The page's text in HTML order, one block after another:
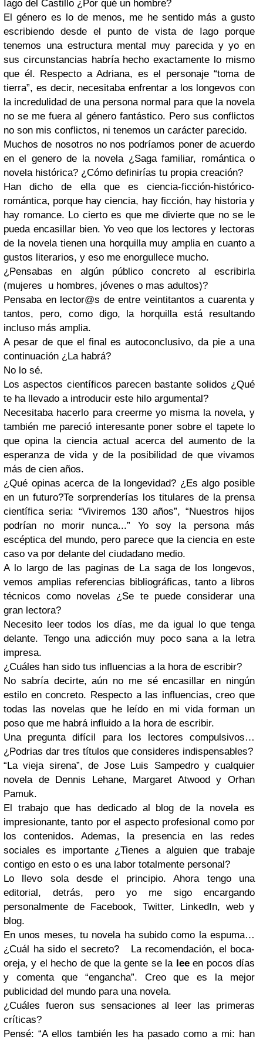
Iago del Castillo ¿Por qué un hombre?
El género es lo de menos, me he sentido más a gusto
escribiendo desde el punto de vista de Iago porque
tenemos una estructura mental muy parecida y yo en
sus circunstancias habría hecho exactamente lo mismo
que él. Respecto a Adriana, es el personaje “toma de
tierra”, es decir, necesitaba enfrentar a los longevos con
la incredulidad de una persona normal para que la novela
no se me fuera al género fantástico. Pero sus conflictos
no son mis conflictos, ni tenemos un carácter parecido.
Muchos de nosotros no nos podríamos poner de acuerdo
en el genero de la novela ¿Saga familiar, romántica o
novela histórica? ¿Cómo definirías tu propia creación?
Han dicho de ella que es ciencia-ficción-histórico-
romántica, porque hay ciencia, hay ficción, hay historia y
hay romance. Lo cierto es que me divierte que no se le
pueda encasillar bien. Yo veo que los lectores y lectoras
de la novela tienen una horquilla muy amplia en cuanto a
gustos literarios, y eso me enorgullece mucho.
¿Pensabas en algún público concreto al escribirla
(mujeres u hombres, jóvenes o mas adultos)?
Pensaba en lector@s de entre veintitantos a cuarenta y
tantos, pero, como digo, la horquilla está resultando
incluso más amplia.
A pesar de que el final es autoconclusivo, da pie a una
continuación ¿La habrá?
No lo sé.
Los aspectos científicos parecen bastante solidos ¿Qué
te ha llevado a introducir este hilo argumental?
Necesitaba hacerlo para creerme yo misma la novela, y
también me pareció interesante poner sobre el tapete lo
que opina la ciencia actual acerca del aumento de la
esperanza de vida y de la posibilidad de que vivamos
más de cien años.
¿Qué opinas acerca de la longevidad? ¿Es algo posible
en un futuro?Te sorprenderías los titulares de la prensa
científica seria: “Viviremos 130 años”, “Nuestros hijos
podrían no morir nunca...” Yo soy la persona más
escéptica del mundo, pero parece que la ciencia en este
caso va por delante del ciudadano medio.
A lo largo de las paginas de La saga de los longevos,
vemos amplias referencias bibliográficas, tanto a libros
técnicos como novelas ¿Se te puede considerar una
gran lectora?
Necesito leer todos los días, me da igual lo que tenga
delante. Tengo una adicción muy poco sana a la letra
impresa.
¿Cuáles han sido tus influencias a la hora de escribir?
No sabría decirte, aún no me sé encasillar en ningún
estilo en concreto. Respecto a las influencias, creo que
todas las novelas que he leído en mi vida forman un
poso que me habrá influido a la hora de escribir.
Una pregunta difícil para los lectores compulsivos…
¿Podrias dar tres títulos que consideres indispensables?
“La vieja sirena”, de Jose Luis Sampedro y cualquier
novela de Dennis Lehane, Margaret Atwood y Orhan
Pamuk.
El trabajo que has dedicado al blog de la novela es
impresionante, tanto por el aspecto profesional como por
los contenidos. Ademas, la presencia en las redes
sociales es importante ¿Tienes a alguien que trabaje
contigo en esto o es una labor totalmente personal?
Lo llevo sola desde el principio. Ahora tengo una
editorial, detrás, pero yo me sigo encargando
personalmente de Facebook, Twitter, LinkedIn, web y
blog.
En unos meses, tu novela ha subido como la espuma…
¿Cuál ha sido el secreto? La recomendación, el boca-
oreja, y el hecho de que la gente se la leeen pocos días
y comenta que “engancha”. Creo que es la mejor
publicidad del mundo para una novela.
¿Cuáles fueron sus sensaciones al leer las primeras
críticas?
Pensé: “A ellos también les ha pasado como a mi: han